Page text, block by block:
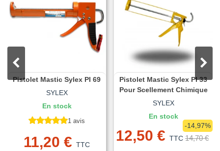
Pistolet Mastic Sylex PI 69
SYLEX
En stock
1 avis
11,20 € TTC
Pistolet Mastic Sylex PI 33
Pour Scellement Chimique
SYLEX
En stock
12,50 € TTC 14,70 €
-14,97%